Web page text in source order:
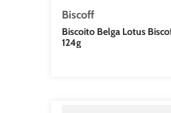
Biscoff
Biscoito Belga Lotus
124g